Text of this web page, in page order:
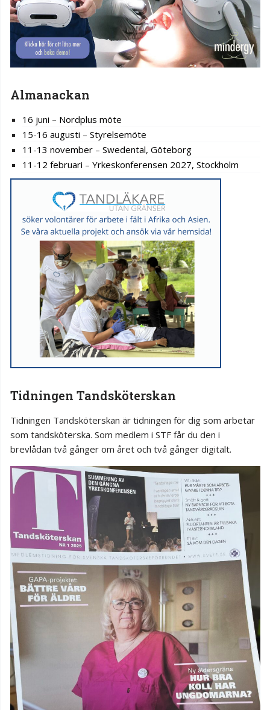
Almanackan
16 juni – Nordplus möte
15-16 augusti – Styrelsemöte
11-13 november – Swedental, Göteborg
11-12 februari – Yrkeskonferensen 2027, Stockholm
Tidningen Tandsköterskan
Tidningen Tandsköterskan är tidningen för dig som arbetar
som tandsköterska. Som medlem i STF får du den i
brevlådan två gånger om året och två gånger digitalt.